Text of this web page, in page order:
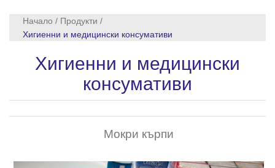
Начало / Продукти /
Хигиенни и медицински консумативи
Хигиенни и медицински
консумативи
Мокри кърпи